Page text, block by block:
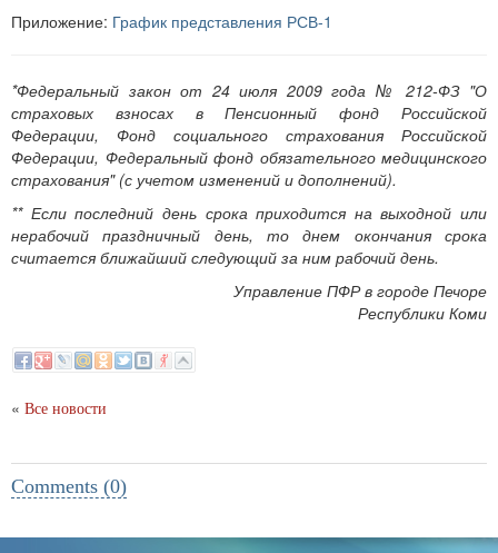
Приложение: График представления РСВ-1
*Федеральный закон от 24 июля 2009 года № 212-ФЗ "О
страховых взносах в Пенсионный фонд Российской
Федерации, Фонд социального страхования Российской
Федерации, Федеральный фонд обязательного медицинского
страхования" (с учетом изменений и дополнений).
** Если последний день срока приходится на выходной или
нерабочий праздничный день, то днем окончания срока
считается ближайший следующий за ним рабочий день.
Управление ПФР в городе Печоре
Республики Коми
« Все новости
Comments (0)